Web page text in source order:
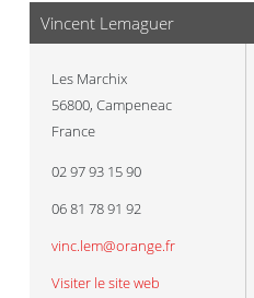
Vincent Lemaguer
Les Marchix
56800, Campeneac
France
02 97 93 15 90
06 81 78 91 92
vinc.lem@orange.fr
Visiter le site web